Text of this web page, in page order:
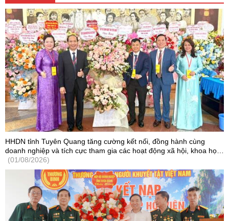
HHDN tỉnh Tuyên Quang tăng cường kết nối, đồng hành cùng
doanh nghiệp và tích cực tham gia các hoạt động xã hội, khoa học
- công nghệ
(01/08/2026)